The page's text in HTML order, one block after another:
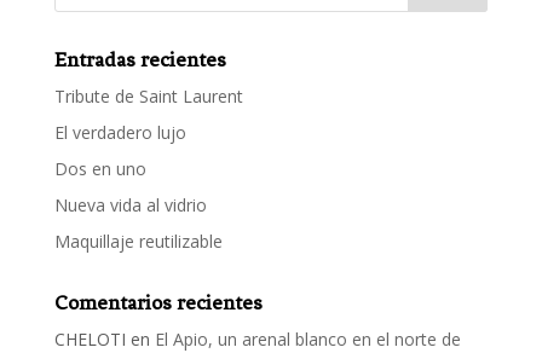
Entradas recientes
Tribute de Saint Laurent
El verdadero lujo
Dos en uno
Nueva vida al vidrio
Maquillaje reutilizable
Comentarios recientes
CHELOTI en El Apio, un arenal blanco en el norte de